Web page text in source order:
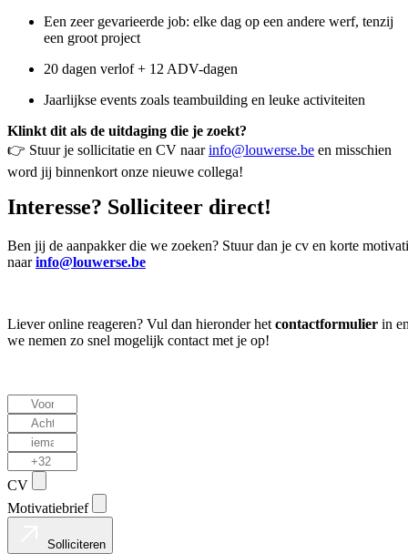
Een zeer gevarieerde job: elke dag op een andere werf, tenzij
een groot project
20 dagen verlof + 12 ADV-dagen
Jaarlijkse events zoals teambuilding en leuke activiteiten
Klinkt dit als de uitdaging die je zoekt?
👉 Stuur je sollicitatie en CV naarinfo@louwerse.be en misschien
word jij binnenkort onze nieuwe collega!
Interesse? Solliciteer direct!
Ben jij de aanpakker die we zoeken? Stuur dan je cv en korte
naarinfo@louwerse.be
Liever online reageren? Vul dan hieronder het contactformulier in
we nemen zo snel mogelijk contact met je op!
CV
Motivatiebrief
Solliciteren